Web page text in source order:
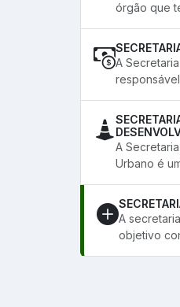
órgão que
A
A
Urbano é
A
objetivo